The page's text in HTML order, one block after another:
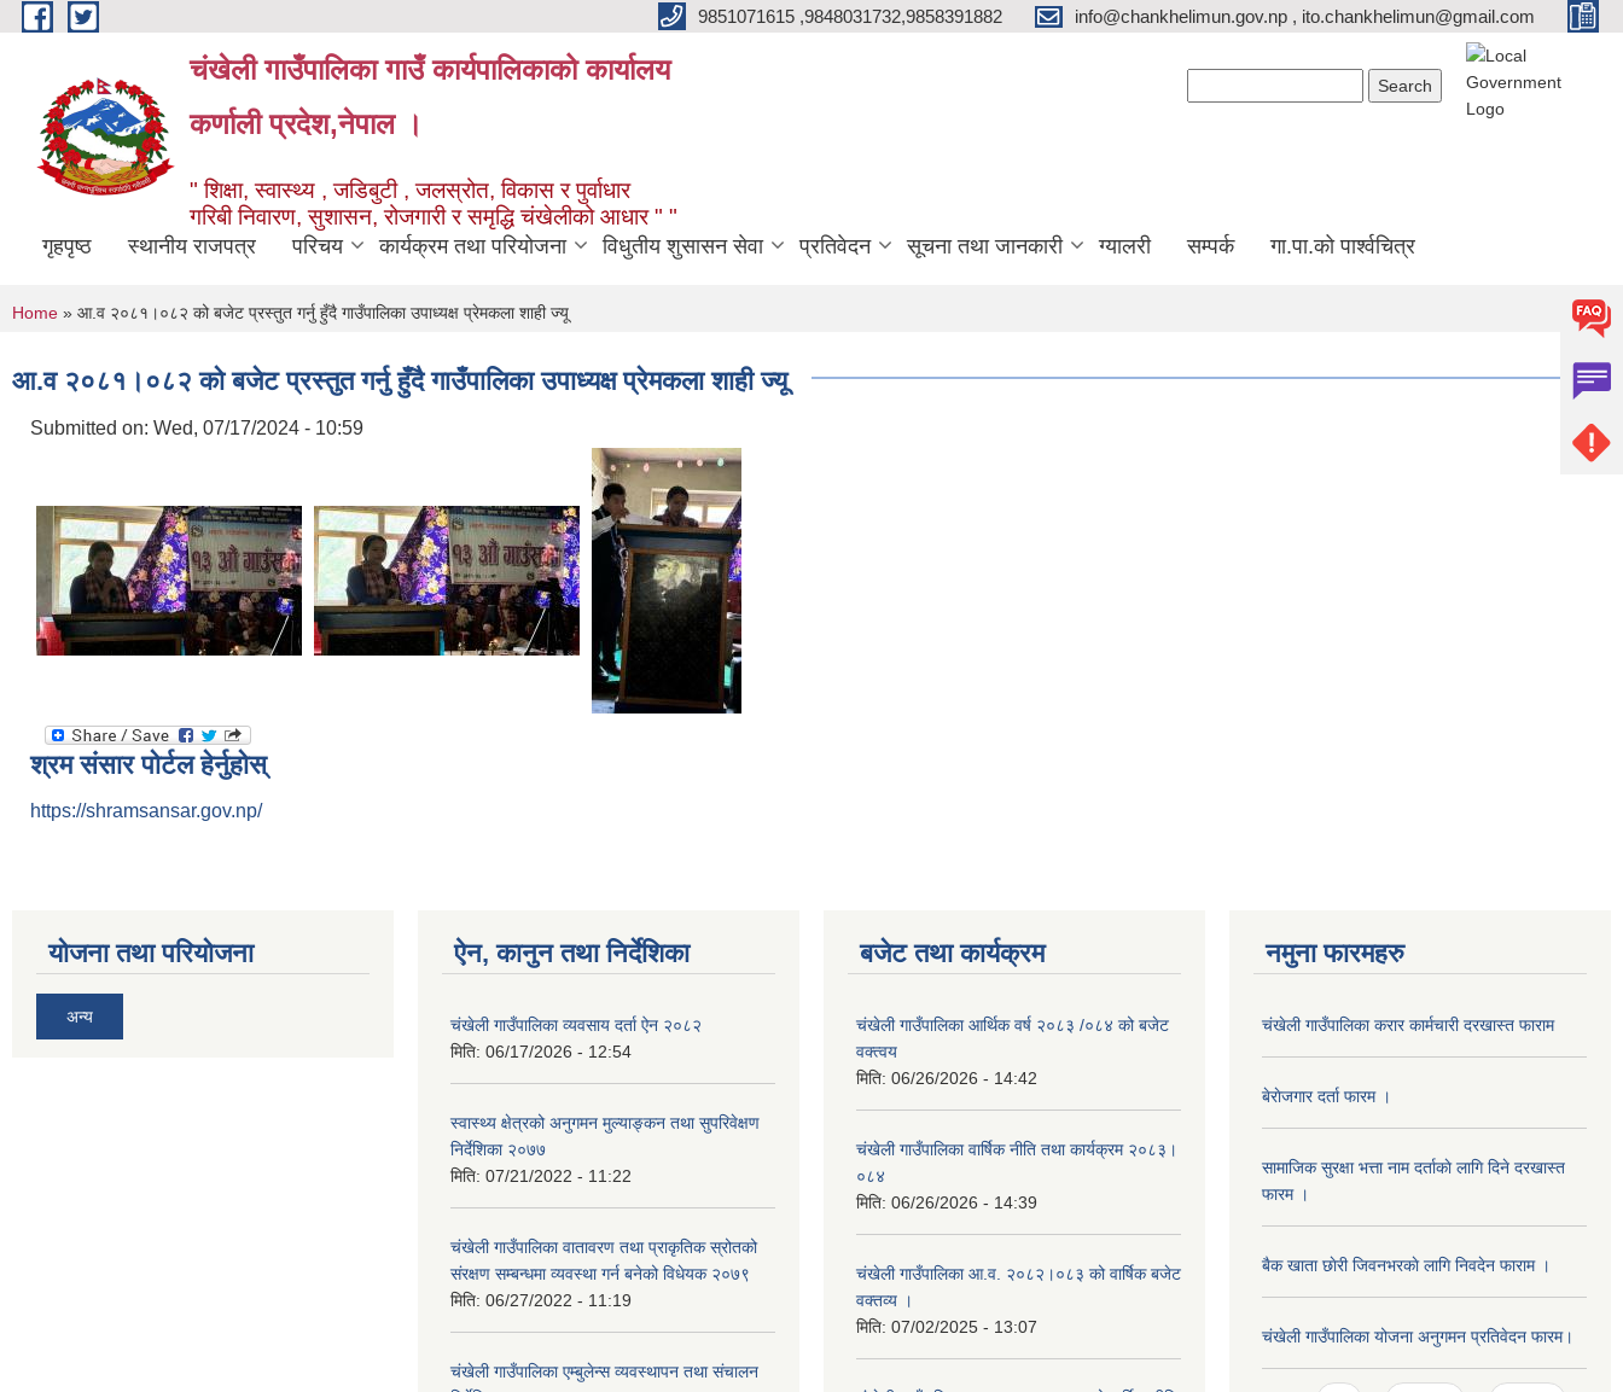
Skip to main content 9851071615 ,9848031732,9858391882 info@chankhelimun.gov.np , ito.chankhelimun@gmail.com
चंखेली गाउँपालिका गाउँ कार्यपालिकाको कार्यालय
कर्णाली प्रदेश,नेपाल ।
" शिक्षा, स्वास्थ्य , जडिबुटी , जलस्रोत, विकास र पुर्वाधार
गरिबी निवारण, सुशासन, रोजगारी र समृद्धि चंखेलीको आधार " "
गृहपृष्ठ स्थानीय राजपत्र परिचय कार्यक्रम तथा परियोजना विधुतीय शुसासन सेवा प्रतिवेदन सूचना तथा जानकारी ग्यालरी सम्पर्क गा.पा.को पार्श्वचित्र
You are here
Home » आ.व २०८१।०८२ को बजेट प्रस्तुत गर्नु हुँदै गाउँपालिका उपाध्यक्ष प्रेमकला शाही ज्यू
आ.व २०८१।०८२ को बजेट प्रस्तुत गर्नु हुँदै गाउँपालिका उपाध्यक्ष प्रेमकला शाही ज्यू
Submitted on: Wed, 07/17/2024 - 10:59
श्रम संसार पोर्टल हेर्नुहोस्
https://shramsansar.gov.np/
योजना तथा परियोजना
अन्य
ऐन, कानुन तथा निर्देशिका
चंखेली गाउँपालिका व्यवसाय दर्ता ऐन २०८२
मिति: 06/17/2026 - 12:54
स्वास्थ्य क्षेत्रको अनुगमन मुल्याङ्कन तथा सुपरिवेक्षण
निर्देशिका २०७७
मिति: 07/21/2022 - 11:22
चंखेली गाउँपालिका वातावरण तथा प्राकृतिक स्रोतको
संरक्षण सम्बन्धमा व्यवस्था गर्न बनेको विधेयक २०७९
मिति: 06/27/2022 - 11:19
चंखेली गाउँपालिका एम्बुलेन्स व्यवस्थापन तथा संचालन
बजेट तथा कार्यक्रम
चंखेली गाउँपालिका आर्थिक वर्ष २०८३ /०८४ को बजेट
वक्त्वय
मिति: 06/26/2026 - 14:42
चंखेली गाउँपालिका वार्षिक नीति तथा कार्यक्रम २०८३।
०८४
मिति: 06/26/2026 - 14:39
चंखेली गाउँपालिका आ.व. २०८२।०८३ को वार्षिक बजेट
वक्तव्य ।
मिति: 07/02/2025 - 13:07
नमुना फारमहरु
चंखेली गाउँपालिका करार कार्मचारी दरखास्त फाराम
बेराेजगार दर्ता फारम ।
सामाजिक सुरक्षा भत्ता नाम दर्ताकाे लागि दिने दरखास्त
फारम ।
बैक खाता छाेरी जिवनभरकाे लागि निवदेन फाराम ।
चंखेली गाउँपालिका योजना अनुगमन प्रतिवेदन फारम।